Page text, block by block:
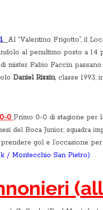
Al “Valentino Frigotto”, il
al penultimo posto a 14
mister Fabio Faccìn passano
Daniel Rizzin, classe 1993,
0 Primo 0-0 di stagione per
del Boca Junior, squadra
gol e l’occasione
/ Montecchio San Pietro)